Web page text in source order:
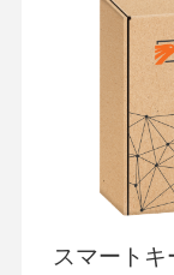
スマート